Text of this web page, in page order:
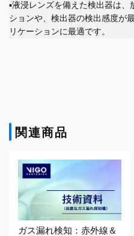
▪液浸レンズを備えた検出器は
ションや、検出器の検出感度が
リケーションに最適です。
関連商品
ガス漏れ検知：赤外線＆